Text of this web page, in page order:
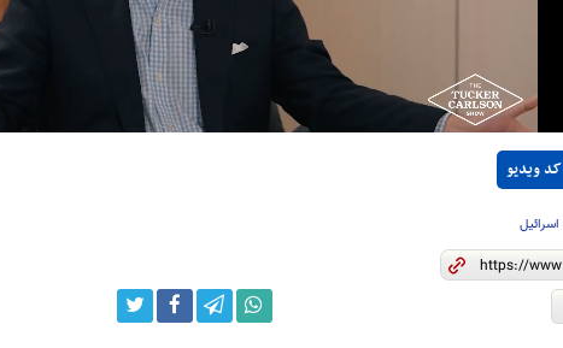
Video
کد ویدیو
اسرائیل